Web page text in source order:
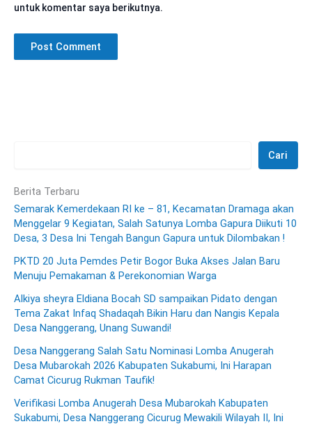
untuk komentar saya berikutnya.
Cari
Berita Terbaru
Semarak Kemerdekaan RI ke – 81, Kecamatan Dramaga akan
Menggelar 9 Kegiatan, Salah Satunya Lomba Gapura Diikuti 10
Desa, 3 Desa Ini Tengah Bangun Gapura untuk Dilombakan !
PKTD 20 Juta Pemdes Petir Bogor Buka Akses Jalan Baru
Menuju Pemakaman & Perekonomian Warga
Alkiya sheyra Eldiana Bocah SD sampaikan Pidato dengan
Tema Zakat Infaq Shadaqah Bikin Haru dan Nangis Kepala
Desa Nanggerang, Unang Suwandi!
Desa Nanggerang Salah Satu Nominasi Lomba Anugerah
Desa Mubarokah 2026 Kabupaten Sukabumi, Ini Harapan
Camat Cicurug Rukman Taufik!
Verifikasi Lomba Anugerah Desa Mubarokah Kabupaten
Sukabumi, Desa Nanggerang Cicurug Mewakili Wilayah II, Ini